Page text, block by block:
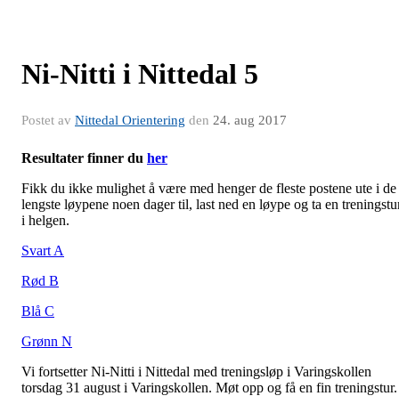
Ni-Nitti i Nittedal 5
Postet av Nittedal Orientering den 24. aug 2017
Resultater finner du her
Fikk du ikke mulighet å være med henger de fleste postene ute i de
lengste løypene noen dager til, last ned en løype og ta en
i helgen.
Svart A
Rød B
Blå C
Grønn N
Vi fortsetter Ni-Nitti i Nittedal med treningsløp i Varingskollen
torsdag 31 august i Varingskollen. Møt opp og få en fin treningstur.